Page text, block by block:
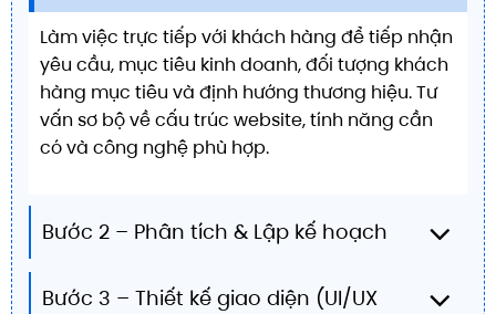
Làm việc trực tiếp với khách hàng để tiếp nhận
yêu cầu, mục tiêu kinh doanh, đối tượng khách
hàng mục tiêu và định hướng thương hiệu. Tư
vấn sơ bộ về cấu trúc website, tính năng cần
có và công nghệ phù hợp.
Bước 2 – Phân tích & Lập kế hoạch
Bước 3 – Thiết kế giao diện (UI/UX